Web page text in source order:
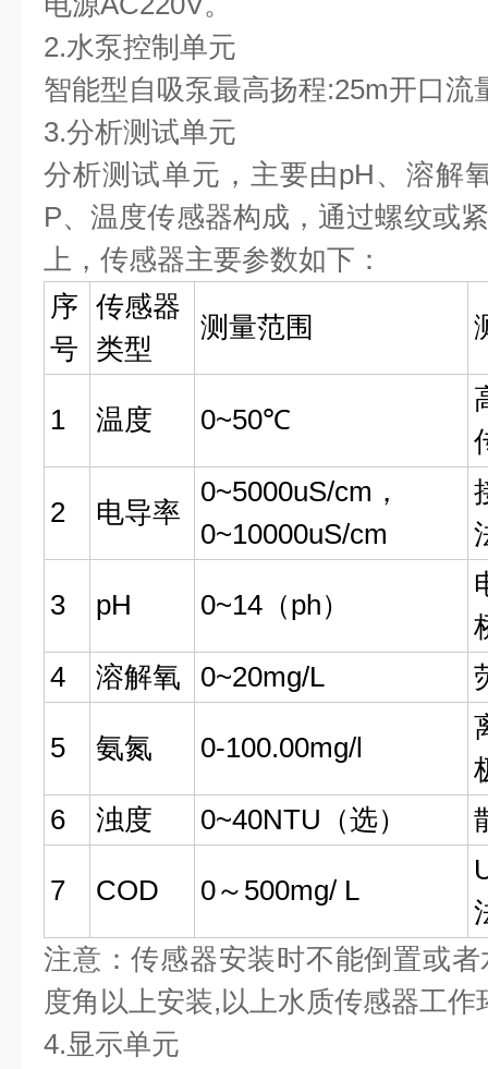
2.水泵控制单元
智能型自吸泵最高扬程:25m开口流
3.分析测试单元
分析测试单元，主要由pH、溶解
P、温度传感器构成，通过螺纹或
上，传感器主要参数如下：
序
号
传感器
类型
测量范围
1 温度 0~50℃
2 电导率
0~5000uS/cm，
0~10000uS/cm
3 pH 0~14（ph）
4
溶解氧 0~20mg/L
5 氨氮 0-100.00mg/l
6
浊度 0~40NTU（选）
7 COD 0～500mg/ L
注意：传感器安装时不能倒置或
度角以上安装,以上水质传感器工
4.显示单元